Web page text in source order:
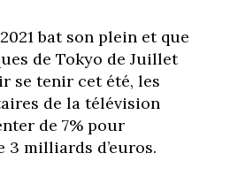
bat son plein et que
de Tokyo de Juillet
se tenir cet été, les
de la télévision
de 7% pour
milliards d’euros.